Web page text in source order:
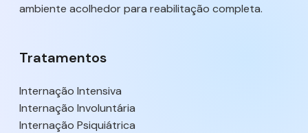
ambiente acolhedor para reabilitação completa.
Tratamentos
Internação Intensiva
Internação Involuntária
Internação Psiquiátrica